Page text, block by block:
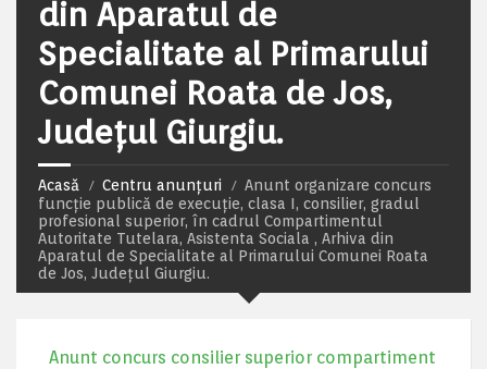
din Aparatul de
Specialitate al Primarului
Comunei Roata de Jos,
Județul Giurgiu.
Acasă Centru anunțuri
Anunt organizare concurs
funcție publică de execuție, clasa I, consilier, gradul
profesional superior, în cadrul Compartimentul
Autoritate Tutelara, Asistenta Sociala , Arhiva din
Aparatul de Specialitate al Primarului Comunei Roata
de Jos, Județul Giurgiu.
Anunt concurs consilier superior compartiment